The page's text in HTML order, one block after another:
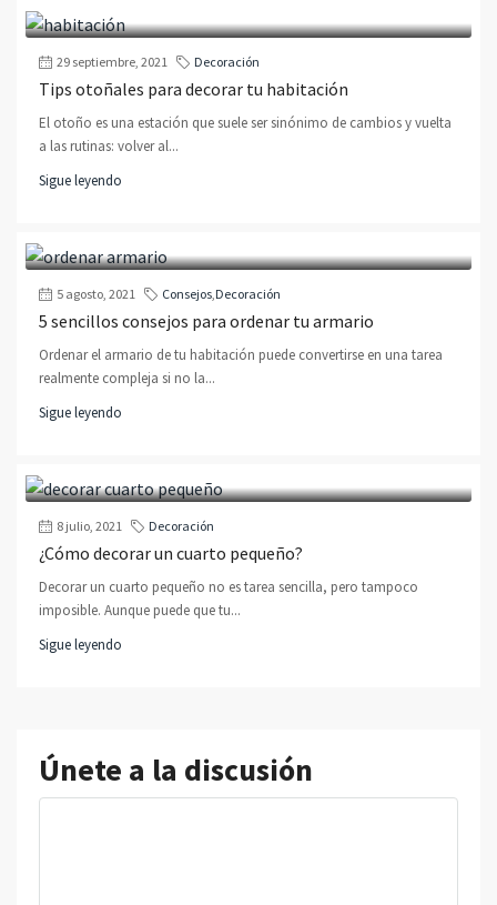
29 septiembre, 2021 Decoración
Tips otoñales para decorar tu habitación
El otoño es una estación que suele ser sinónimo de cambios y vuelta
a las rutinas: volver al...
Sigue leyendo
5 agosto, 2021 Consejos,Decoración
5 sencillos consejos para ordenar tu armario
Ordenar el armario de tu habitación puede convertirse en una tarea
realmente compleja si no la...
Sigue leyendo
8 julio, 2021 Decoración
¿Cómo decorar un cuarto pequeño?
Decorar un cuarto pequeño no es tarea sencilla, pero tampoco
imposible. Aunque puede que tu...
Sigue leyendo
Únete a la discusión